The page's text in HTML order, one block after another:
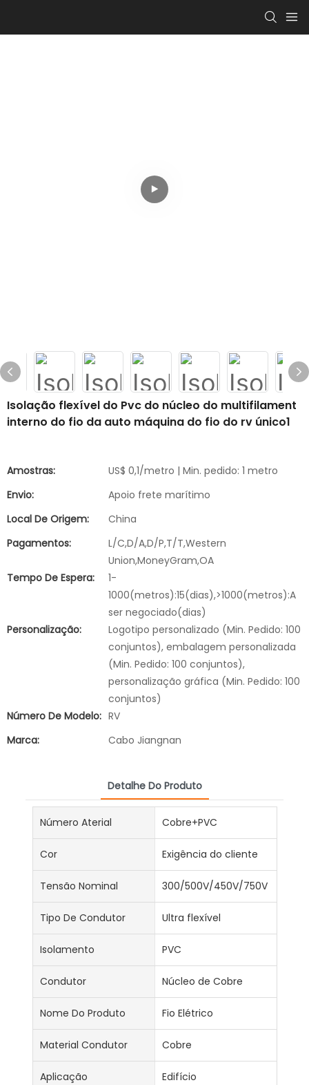
Isolação flexível do Pvc do núcleo do multifilament
interno do fio da auto máquina do fio do rv único1
Amostras:
US$ 0,1/metro | Min. pedido: 1 metro
Envio:
Apoio frete marítimo
Local De Origem:
China
Pagamentos:
L/C,D/A,D/P,T/T,Western
Union,MoneyGram,OA
Tempo De Espera:
1-
1000(metros):15(dias),>1000(metros):A
ser negociado(dias)
Personalização:
Logotipo personalizado (Min. Pedido: 100
conjuntos), embalagem personalizada
(Min. Pedido: 100 conjuntos),
personalização gráfica (Min. Pedido: 100
conjuntos)
Número De Modelo: RV
Marca:
Cabo Jiangnan
Detalhe Do Produto
Número Aterial Cobre+PVC
Cor Exigência do cliente
Tensão Nominal 300/500V/450V/750V
Tipo De Condutor Ultra flexível
Isolamento PVC
Condutor Núcleo de Cobre
Nome Do Produto Fio Elétrico
Material Condutor Cobre
Aplicação Edifício